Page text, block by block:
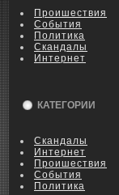
Пpoишествия
События
Политика
Скандалы
Интернет
КАТЕГОРИИ
Скандалы
Интернет
Пpoишествия
События
Политика